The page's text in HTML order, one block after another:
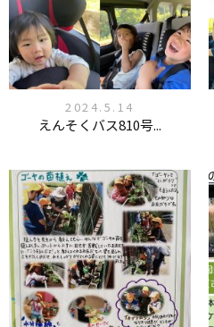
2024.5.14
えんそくバス810号...